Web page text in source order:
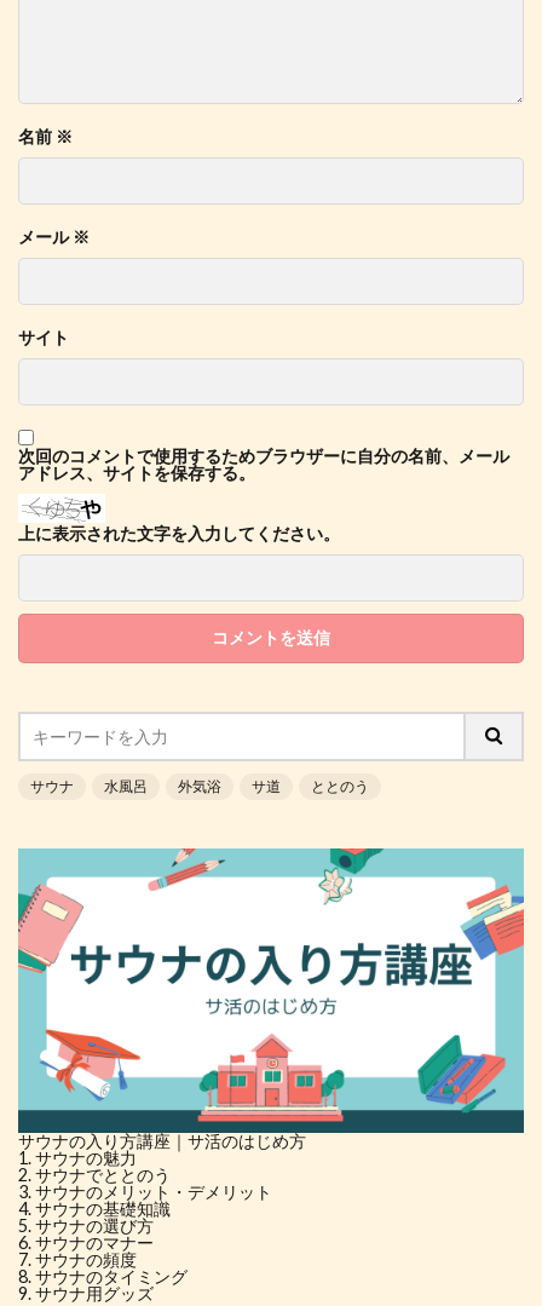
名前 ※
メール ※
サイト
次回のコメントで使用するためブラウザーに自分の名前、メール
アドレス、サイトを保存する。
上に表示された文字を入力してください。
サウナ 水風呂 外気浴 サ道 ととのう
サウナの入り方講座｜サ活のはじめ方
サウナの魅力
サウナでととのう
サウナのメリット・デメリット
サウナの基礎知識
サウナの選び方
サウナのマナー
サウナの頻度
サウナのタイミング
サウナ用グッズ